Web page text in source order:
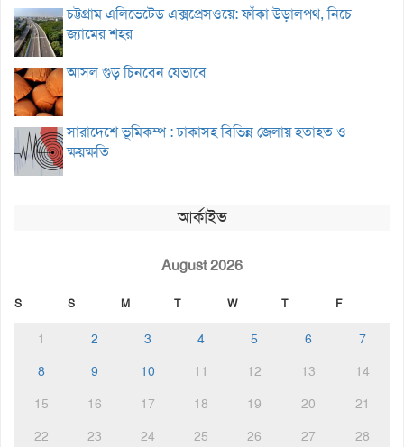
চট্টগ্রাম এলিভেটেড এক্সপ্রেসওয়ে: ফাঁকা উড়ালপথ, নিচে
জ্যামের শহর
আসল গুড় চিনবেন যেভাবে
সারাদেশে ভূমিকম্প : ঢাকাসহ বিভিন্ন জেলায় হতাহত ও
ক্ষয়ক্ষতি
আর্কাইভ
August 2026
S S M T W T F
1 2 3 4 5 6
7
8
9 10 11 12 13
14
15
16 17 18 19 20
21
22
23 24 25 26 27
28